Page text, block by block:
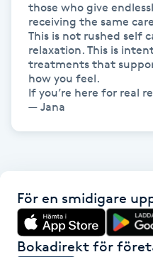
Hypnos
Hårborttagning
Hårbottenbehandling
Hårförlängning
Hälsa
Hälsprickor
those who give
receiving the same
This is not rushed self
relaxation. This is
treatments that
how you feel.
If you’re here for real
— Jana
För en smidigare
Bokadirekt för